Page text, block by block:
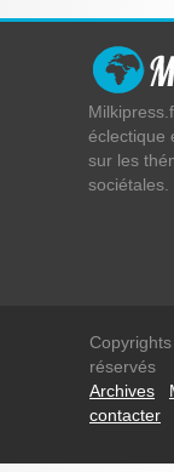
éclectique
sur les
sociétales.
réservés
Archives
contacter